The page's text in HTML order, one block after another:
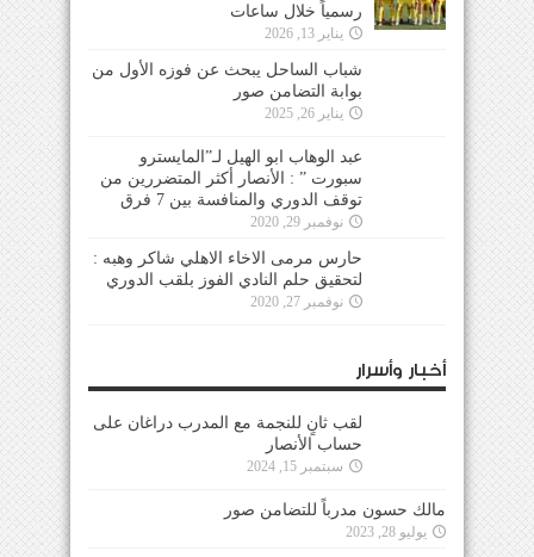
رسمياً خلال ساعات
يناير 13, 2026
شباب الساحل يبحث عن فوزه الأول من
بوابة التضامن صور
يناير 26, 2025
عبد الوهاب ابو الهيل لـ”المايسترو
سبورت ” : الأنصار أكثر المتضررين من
توقف الدوري والمنافسة بين 7 فرق
نوفمبر 29, 2020
حارس مرمى الاخاء الاهلي شاكر وهبه :
لتحقيق حلم النادي الفوز بلقب الدوري
نوفمبر 27, 2020
أخبار وأسرار
لقب ثانٍ للنجمة مع المدرب دراغان على
حساب الأنصار
سبتمبر 15, 2024
مالك حسون مدرباً للتضامن صور
يوليو 28, 2023